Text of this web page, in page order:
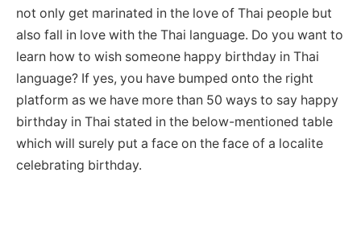
not only get marinated in the love of Thai people but
also fall in love with the Thai language. Do you want to
learn how to wish someone happy birthday in Thai
language? If yes, you have bumped onto the right
platform as we have more than 50 ways to say happy
birthday in Thai stated in the below-mentioned table
which will surely put a face on the face of a localite
celebrating birthday.